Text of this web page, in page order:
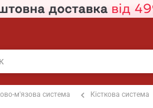
м'язова система Кісткова система